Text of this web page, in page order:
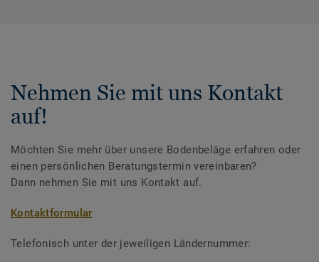
Nehmen Sie mit uns Kontakt
auf!
Möchten Sie mehr über unsere Bodenbeläge erfahren oder
einen persönlichen Beratungstermin vereinbaren?
Dann nehmen Sie mit uns Kontakt auf.
Kontaktformular
Telefonisch unter der jeweiligen Ländernummer: